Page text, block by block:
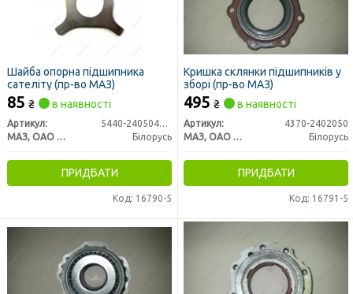
Шайба опорна підшипника
сателіту (пр-во МАЗ)
85 ₴ в наявності
Артикул:
5440-2405049-010
МАЗ, ОАО «Минский автомобильный завод»
Білорусь
ПРИДБАТИ
Код: 16790-5
Кришка склянки підшипників у
зборі (пр-во МАЗ)
495 ₴ в наявності
Артикул:
4370-2402050
МАЗ, ОАО «Минский автомобильный завод»
Білорусь
ПРИДБАТИ
Код: 16791-5